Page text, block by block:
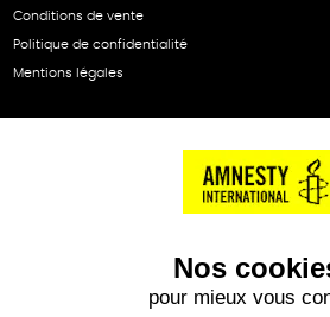
Conditions de vente
Politique de confidentialité
Mentions légales